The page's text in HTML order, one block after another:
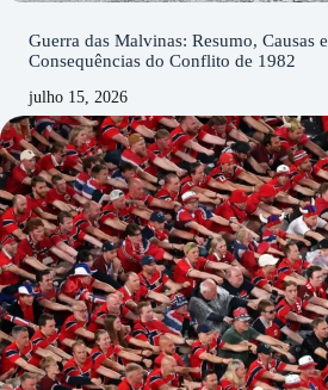
Guerra das Malvinas: Resumo, Causas e
Consequências do Conflito de 1982
julho 15, 2026